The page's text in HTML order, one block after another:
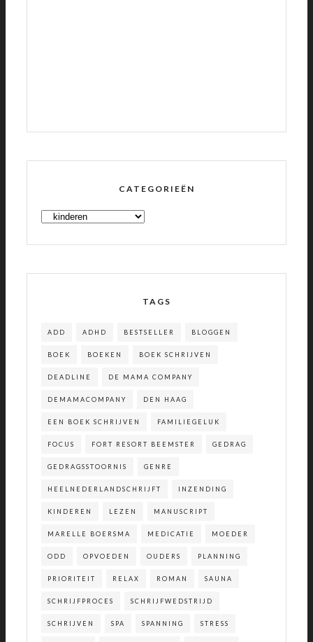
CATEGORIEËN
CATEGORIEËN
TAGS
ADD ADHD BESTSELLER BLOGGEN
BOEK BOEKEN BOEK SCHRIJVEN
DEADLINE DE MAMA COMPANY
DEMAMACOMPANY DEN HAAG
EEN BOEK SCHRIJVEN FAMILIEGELUK
FOCUS FORT RESORT BEEMSTER GEDRAG
GEDRAGSSTOORNIS GENRE
HEELNEDERLANDSCHRIJFT INZENDING
KINDEREN LEZEN MANUSCRIPT
MARELLE BOERSMA MEDICATIE MOEDER
ODD OPVOEDEN OUDERS PLANNING
PRIORITEIT RELAX ROMAN SAUNA
SCHRIJFPROCES SCHRIJFWEDSTRIJD
SCHRIJVEN SPA SPANNING STRESS